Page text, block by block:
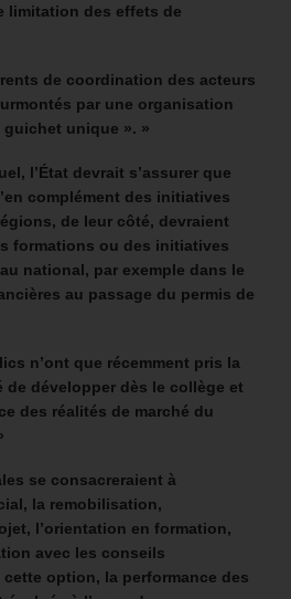
limitation des effets de
de coordination des acteurs
par une organisation
unique ». »
l’État devrait s’assurer que
complément des initiatives
de leur côté, devraient
formations ou des initiatives
national, par exemple dans le
au passage du permis de
n’ont que récemment pris la
de développer dès le collège et
des réalités de marché du
se consacreraient à
la remobilisation,
l’orientation en formation,
avec les conseils
cette option, la performance des